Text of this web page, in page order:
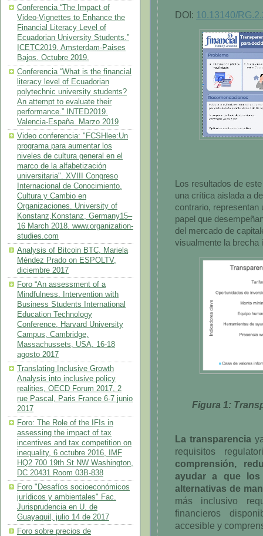
Conferencia “The Impact of
Video-Vignettes to Enhance the
Financial Literacy Level of
Ecuadorian University Students.”
ICETC2019. Amsterdam-Paises
Bajos. Octubre 2019.
Conferencia “What is the financial
literacy level of Ecuadorian
polytechnic university students?
An attempt to evaluate their
performance.” INTED2019.
Valencia-España. Marzo 2019
Video conferencia: "FCSHlee:Un
programa para aumentar los
niveles de cultura general en el
marco de la alfabetización
universitaria". XVIII Congreso
Internacional de Conocimiento,
Cultura y Cambio en
Organizaciones. University of
Konstanz,Konstanz, Germany15–
16 March 2018. www.organization-
studies.com
Analysis of Bitcoin BTC, Mariela
Méndez Prado on ESPOLTV,
diciembre 2017
Foro “An assessment of a
Mindfulness. Intervention with
Business Students International
Education Technology
Conference, Harvard University
Campus, Cambridge,
Massachussets, USA, 16-18
agosto 2017
Translating Inclusive Growth
Analysis into inclusive policy
realities, OECD Forum 2017, 2
rue Pascal, Paris France 6-7 junio
2017
Foro: The Role of the IFIs in
assessing the impact of tax
incentives and tax competition on
inequality, 6 octubre 2016, IMF
HQ2 700 19th St NW Washington,
DC 20431 Room 03B-838
Foro "Desafíos socioeconómicos
jurídicos y ambientales" Fac.
Jurisprudencia en U. de
Guayaquil, julio 14 de 2017
Foro sobre precios de
DOI: 10.13140/
Los resultados de
una crítica aislada a
contrario, representan
papel que
del mercado de
visualmente la brecha
Figura 1:
La transparencia
requisitos
comprensión,
ayudar a que los
alternativas de
más inclusivo
financieros
accesible y